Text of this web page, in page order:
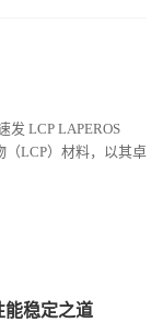
发 LCP LAPEROS
LCP）材料，以其卓
能稳定之道